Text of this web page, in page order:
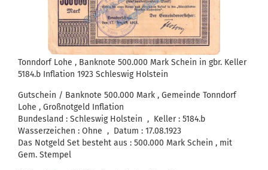
Tonndorf Lohe , Banknote 500.000 Mark Schein in gbr. Keller
5184.b Inflation 1923 Schleswig Holstein
Gutschein / Banknote 500.000 Mark , Gemeinde Tonndorf
Lohe , Großnotgeld Inflation
Bundesland : Schleswig Holstein , Keller : 5184.b
Wasserzeichen : Ohne , Datum : 17.08.1923
Das Notgeld Set besteht aus : 500.000 Mark Schein , mit
Gem. Stempel